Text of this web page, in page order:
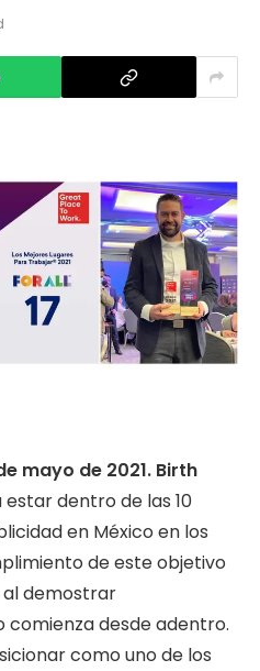
mayo de 2021. Birth
dentro de las 10
en México en los
de este objetivo
al demostrar
desde adentro.
como uno de los